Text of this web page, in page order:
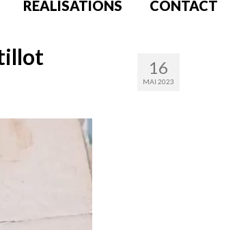
REALISATIONS CONTACT
16
MAI 2023